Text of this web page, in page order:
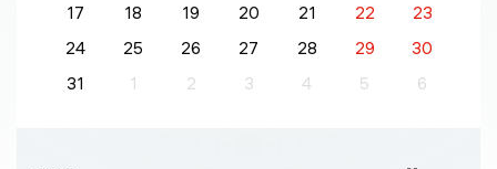
17
18 19 20 21 22
23
24
25 26 27 28 29
30
31
1 2 3 4 5 6